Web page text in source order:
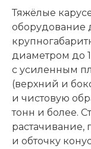
Тяжёлые
оборудование
диаметром до
с усиленным
(верхний и
и чистовую
тонн и более.
растачивание,
и обточку